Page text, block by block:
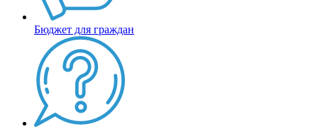
Бюджет для граждан